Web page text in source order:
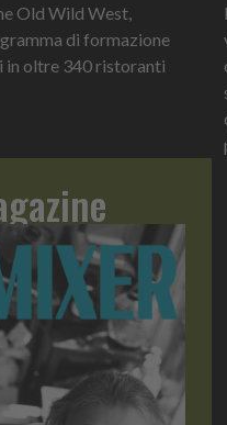
Old Wild West,
di formazione
in oltre 340 ristoranti